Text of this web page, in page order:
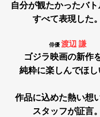
自分が観たかったバト
すべて表現した。
俳優 渡辺 謙
ゴジラ映画の新作を
純粋に楽しんでほし
作品に込めた熱い想
スタッフが証言。